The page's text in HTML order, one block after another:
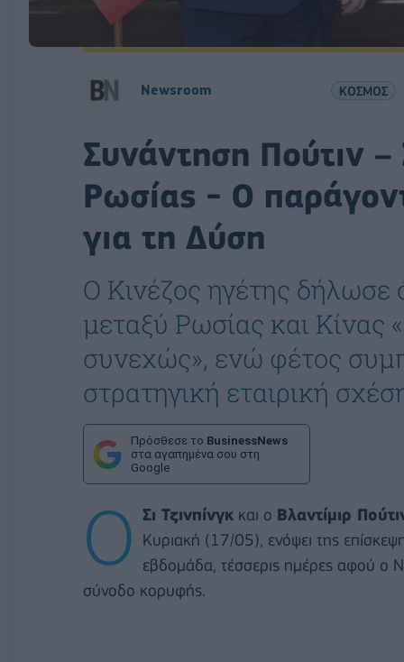
Newsroom ΚΟΣΜΟΣ
Συνάντηση Πούτιν –
Ρωσίας - O
για τη Δύση
Ο Κινέζος ηγέτης δήλωσε
μεταξύ Ρωσίας και Κίνας
συνεχώς», ενώ φέτος
στρατηγική εταιρική
Πρόσθεσε το BusinessNews
στα αγαπημένα σου στη
Google
Ο Σι Τζινπίνγκ και ο Βλαντίμιρ
Κυριακή (17/05), ενόψει της
εβδομάδα, τέσσερις ημέρες αφού ο
σύνοδο κορυφής.